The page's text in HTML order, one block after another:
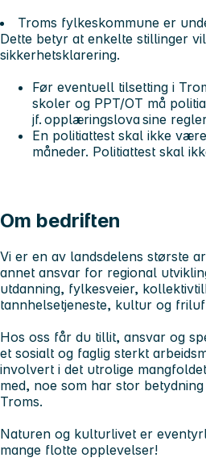
Troms fylkeskommune er
Dette betyr at enkelte stillinger
sikkerhetsklarering.
Før eventuell tilsetting i
skoler og PPT/OT må
jf. opplæringslova sine
En politiattest skal ikke
måneder. Politiattest skal
Om bedriften
Vi er en av landsdelens største
annet ansvar for regional
utdanning, fylkesveier,
tannhelsetjeneste, kultur og
Hos oss får du tillit, ansvar og
et sosialt og faglig sterkt
involvert i det utrolige
med, noe som har stor
Troms.
Naturen og kulturlivet er
mange flotte opplevelser!